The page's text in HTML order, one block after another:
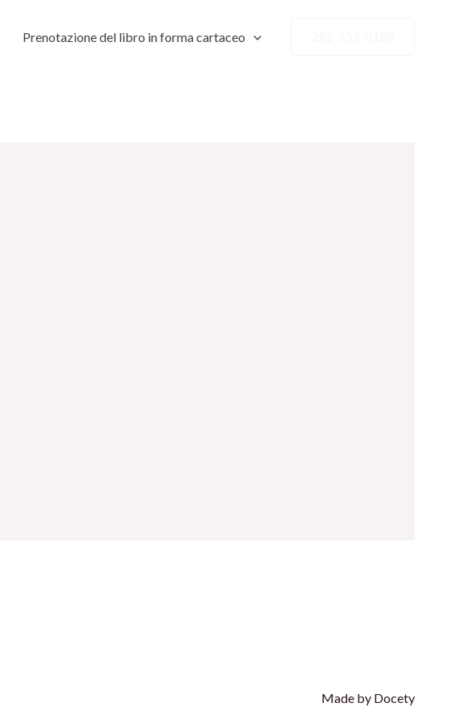
Prenotazione del libro in forma cartaceo
Made by Docety